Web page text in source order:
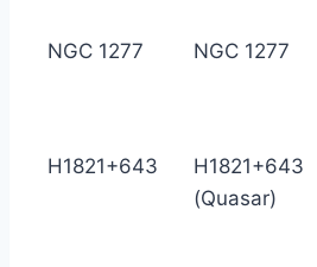
NGC 1277 NGC 1277
H1821+643
H1821+643
(Quasar)